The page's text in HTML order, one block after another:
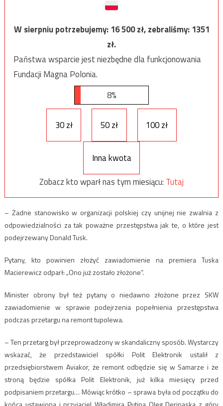
W sierpniu potrzebujemy:16 500zł, zebraliśmy:1351
zł.
Państwa wsparcie jest niezbędne dla funkcjonowania
Fundacji Magna Polonia.
8%
30 zł 50 zł 100 zł
Inna kwota
Zobacz kto wparł nas tym miesiącu: Tutaj
– Żadne stanowisko w organizacji polskiej czy unijnej nie zwalnia z
odpowiedzialności za tak poważne przestępstwa jak te, o które jest
podejrzewany Donald Tusk.
Pytany, kto powinien złożyć zawiadomienie na premiera Tuska
Macierewicz odparł: „Ono już zostało złożone”.
Minister obrony był też pytany o niedawno złożone przez SKW
zawiadomienie w sprawie podejrzenia popełnienia przestępstwa
podczas przetargu na remont tupolewa.
– Ten przetarg był przeprowadzony w skandaliczny sposób. Wystarczy
wskazać, że przedstawiciel spółki Polit Elektronik ustalił z
przedsiębiorstwem Aviakor, że remont odbędzie się w Samarze i że
stroną będzie spółka Polit Elektronik, już kilka miesięcy przed
podpisaniem przetargu… Mówiąc krótko – sprawa była od początku do